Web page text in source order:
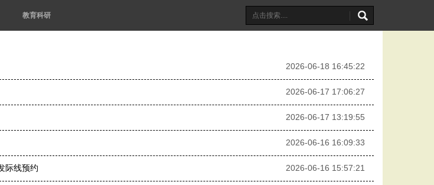
教育科研
2026-06-18 16:45:22
2026-06-17 17:06:27
2026-06-17 13:19:55
2026-06-16 16:09:33
际线预约 2026-06-16 15:57:21